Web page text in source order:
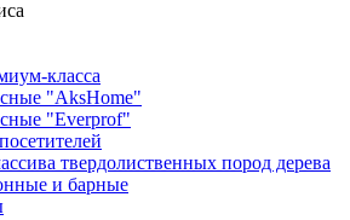
класса
"AksHome"
"Everprof"
твердолиственных пород дерева
и барные